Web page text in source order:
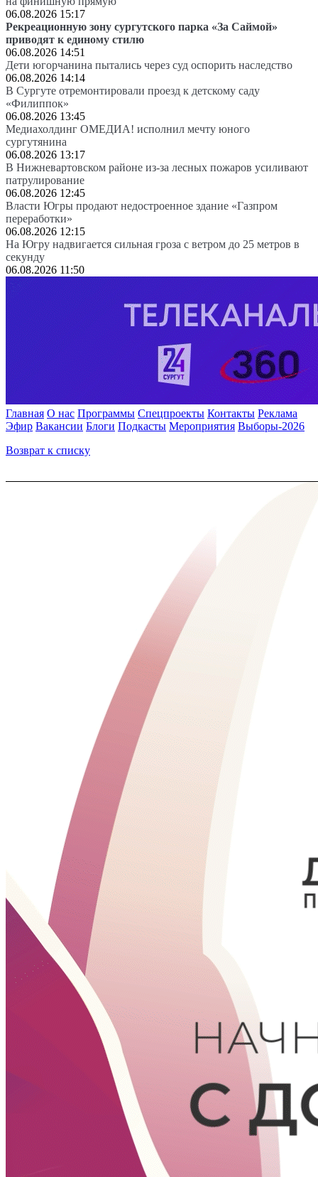
06.08.2026 15:17
Рекреационную зону сургутского парка «За Саймой»
приводят к единому стилю
06.08.2026 14:51
Дети югорчанина пытались через суд оспорить наследство
06.08.2026 14:14
В Сургуте отремонтировали проезд к детскому саду
«Филиппок»
06.08.2026 13:45
Медиахолдинг ОМЕДИА! исполнил мечту юного
сургутянина
06.08.2026 13:17
В Нижневартовском районе из-за лесных пожаров усиливают
патрулирование
06.08.2026 12:45
Власти Югры продают недостроенное здание «Газпром
переработки»
06.08.2026 12:15
На Югру надвигается сильная гроза с ветром до 25 метров в
секунду
06.08.2026 11:50
Главная О нас Программы Спецпроекты Контакты Реклама
Эфир Вакансии Блоги Подкасты Мероприятия Выборы-2026
Возврат к списку